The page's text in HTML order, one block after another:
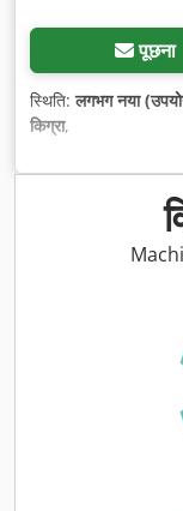
पूछना
स्थिति:लगभग नया
किग्रा,